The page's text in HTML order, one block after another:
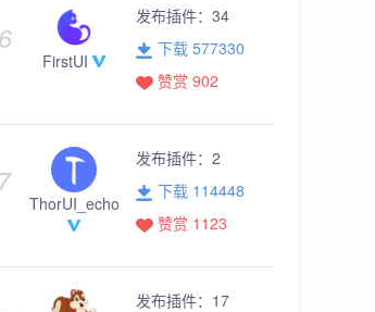
FirstUI
发布插件： 34
下载 577330
赞赏 902
ThorUI_echo
发布插件： 2
下载 114448
赞赏 1123
发布插件： 17